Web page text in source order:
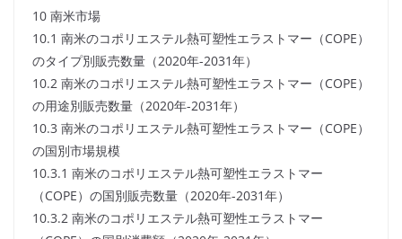
10 南米市場
10.1 南米のコポリエステル熱可塑性エラストマー（COPE）
のタイプ別販売数量（2020年-2031年）
10.2 南米のコポリエステル熱可塑性エラストマー（COPE）
の用途別販売数量（2020年-2031年）
10.3 南米のコポリエステル熱可塑性エラストマー（COPE）
の国別市場規模
10.3.1 南米のコポリエステル熱可塑性エラストマー
（COPE）の国別販売数量（2020年-2031年）
10.3.2 南米のコポリエステル熱可塑性エラストマー